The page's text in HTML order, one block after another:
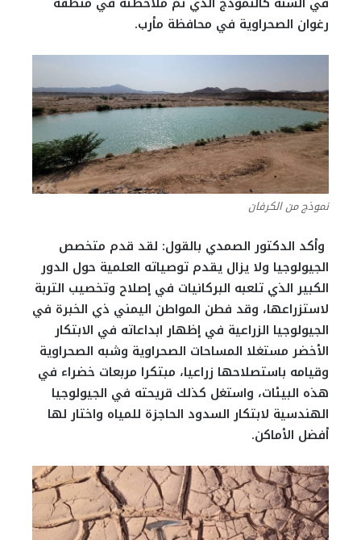
رغوان الصحراوية في محافظة مأرب.
نموذج من الكرفان
وأكد الدكتور الصمدي بالقول: لقد قدم متخصص
الجيولوجيا ولا يزال يقدم توصياته العلمية حول الدور
الكبير الذي تلعبه البركانيات في إصلاح وتخصيب التربة
لاستزراعها، وقد فطن المواطن اليمني ذي الخبرة في
الجيولوجيا الزراعية في إظهار ابداعاته في الابتكار
الأخضر مستغلا المساحات الصحراوية وشبه الصحراوية
وقيامه باستصلاحها زراعيا، مبتكرا مربعات خضراء في
هذه البيئات، واستغل كذلك قريحته في الجيولوجيا
الهندسية لابتكار السدود الحاجزة للمياه واختار لها
أفضل الأماكن.